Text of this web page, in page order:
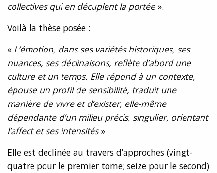
collectives qui en décuplent la portée ».
Voilà la thèse posée :
« L’émotion, dans ses variétés historiques, ses
nuances, ses déclinaisons, reflète d’abord une
culture et un temps. Elle répond à un contexte,
épouse un profil de sensibilité, traduit une
manière de vivre et d’exister, elle-même
dépendante d’un milieu précis, singulier, orientant
l’affect et ses intensités»
Elle est déclinée au travers d’approches (vingt-
quatre pour le premier tome; seize pour le second)